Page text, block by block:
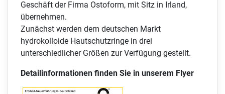
Geschäft der Firma Ostoform, mit Sitz in Irland,
übernehmen.
Zunächst werden dem deutschen Markt
hydrokolloide Hautschutzringe in drei
unterschiedlicher Größen zur Verfügung gestellt.
Detailinformationen finden Sie in unserem Flyer